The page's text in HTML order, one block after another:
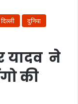
दिल्ली
दुनिया
यादव ने
की